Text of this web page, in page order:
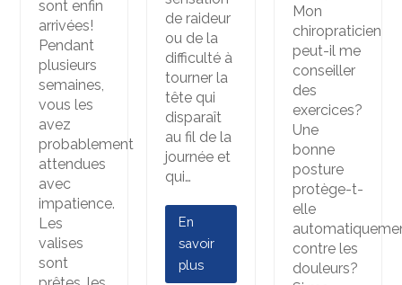
sont enfin
arrivées!
Pendant
plusieurs
semaines,
vous les
avez
probablement
attendues
avec
impatience.
Les
valises
sont
de raideur
ou de la
difficulté à
tourner la
tête qui
disparaît
au fil de la
journée et
qui…
En
savoir
plus
Mon
chiropraticien
peut-il me
conseiller
des
exercices?
Une
bonne
posture
protège-t-
elle
contre les
douleurs?